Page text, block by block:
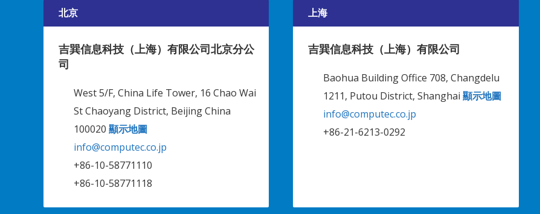
北京
吉巽信息科技（上海）有限公司北京分公
司
West 5/F, China Life Tower, 16 Chao Wai
St Chaoyang District, Beijing China
100020 顯示地圖
info@computec.co.jp
+86-10-58771110
+86-10-58771118
上海
吉巽信息科技（上海）有限公司
Baohua Building Office 708, Changdelu
1211, Putou District, Shanghai顯示地圖
info@computec.co.jp
+86-21-6213-0292